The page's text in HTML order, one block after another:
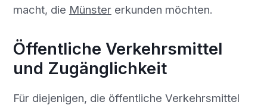
macht, die Münstererkunden möchten.
Öffentliche Verkehrsmittel
und Zugänglichkeit
Für diejenigen, die öffentliche Verkehrsmittel